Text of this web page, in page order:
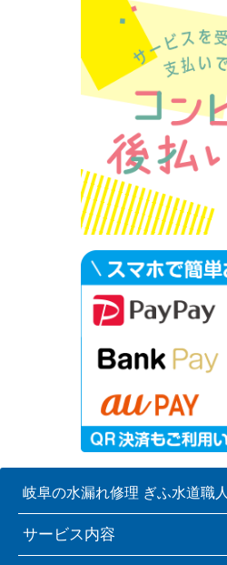
岐阜の水漏れ修理 ぎふ水道職人
サービス内容